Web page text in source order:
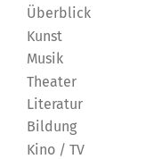
Überblick
Kunst
Musik
Theater
Literatur
Bildung
Kino / TV